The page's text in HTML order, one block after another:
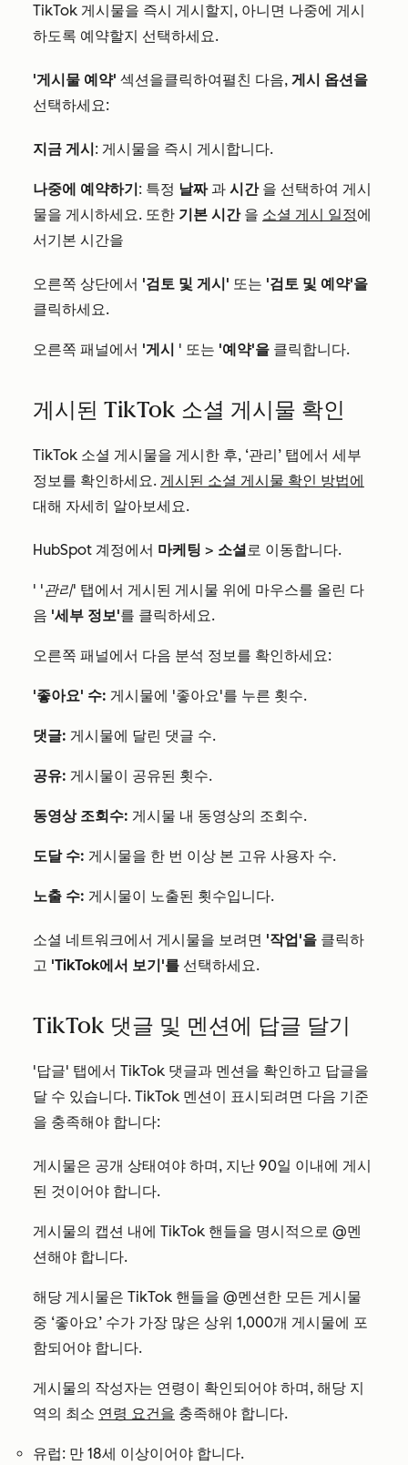
TikTok 게시물을 즉시 게시할지, 아니면 나중에 게시
하도록 예약할지 선택하세요.
'게시물 예약' 섹션을클릭하여 펼친 다음, 게시 옵션을
선택하세요:
지금 게시 : 게시물을 즉시 게시합니다.
나중에 예약하기 : 특정 날짜과 시간을 선택하여 게시
물을 게시하세요. 또한 기본 시간을 소셜 게시 일정에
서기본 시간을
오른쪽 상단에서 '검토 및 게시' 또는 '검토 및 예약'을
클릭하세요.
오른쪽 패널에서 '게시 ' 또는 '예약'을 클릭합니다.
게시된 TikTok 소셜 게시물 확인
TikTok 소셜 게시물을 게시한 후, ‘관리’ 탭에서 세부
정보를 확인하세요. 게시된 소셜 게시물 확인 방법에
대해 자세히 알아보세요.
HubSpot 계정에서 마케팅 > 소셜로 이동합니다.
' '관리' 탭에서 게시된 게시물 위에 마우스를 올린 다
음 '세부 정보'를 클릭하세요.
오른쪽 패널에서 다음 분석 정보를 확인하세요:
'좋아요' 수: 게시물에 '좋아요'를 누른 횟수.
댓글: 게시물에 달린 댓글 수.
공유: 게시물이 공유된 횟수.
동영상 조회수: 게시물 내 동영상의 조회수.
도달 수: 게시물을 한 번 이상 본 고유 사용자 수.
노출 수: 게시물이 노출된 횟수입니다.
소셜 네트워크에서 게시물을 보려면 '작업'을 클릭하
고 'TikTok에서 보기'를 선택하세요.
TikTok 댓글 및 멘션에 답글 달기
'답글' 탭에서 TikTok 댓글과 멘션을 확인하고 답글을
달 수 있습니다. TikTok 멘션이 표시되려면 다음 기준
을 충족해야 합니다:
게시물은 공개 상태여야 하며, 지난 90일 이내에 게시
된 것이어야 합니다.
게시물의 캡션 내에 TikTok 핸들을 명시적으로 @멘
션해야 합니다.
해당 게시물은 TikTok 핸들을 @멘션한 모든 게시물
중 ‘좋아요’ 수가 가장 많은 상위 1,000개 게시물에 포
함되어야 합니다.
게시물의 작성자는 연령이 확인되어야 하며, 해당 지
역의 최소 연령 요건을 충족해야 합니다.
유럽: 만 18세 이상이어야 합니다.